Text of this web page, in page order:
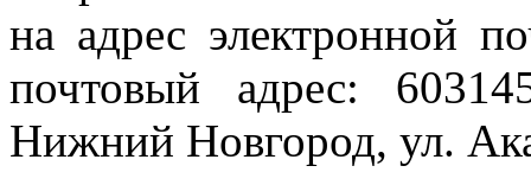
на адрес электронной
почтовый адрес:
Нижний Новгород, ул.